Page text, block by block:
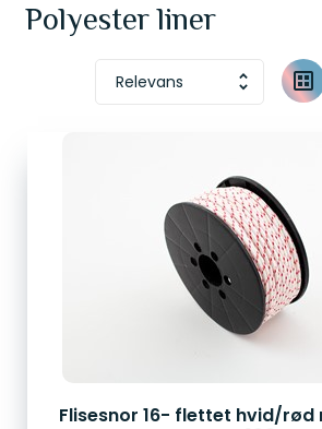
Polyester liner
Relevans dataset
Flisesnor 16- flettet hvid/rød